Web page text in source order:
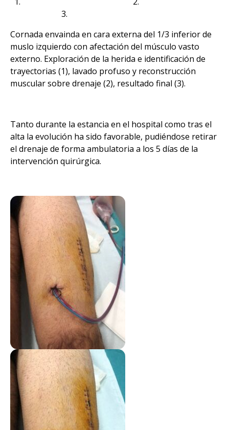
3.
Cornada envainda en cara externa del 1/3 inferior de
muslo izquierdo con afectación del músculo vasto
externo. Exploración de la herida e identificación de
trayectorias (1), lavado profuso y reconstrucción
muscular sobre drenaje (2), resultado final (3).
Tanto durante la estancia en el hospital como tras el
alta la evolución ha sido favorable, pudiéndose retirar
el drenaje de forma ambulatoria a los 5 días de la
intervención quirúrgica.